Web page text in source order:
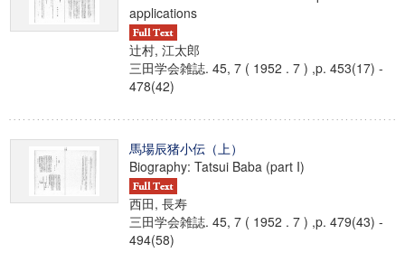
applications
辻村, 江太郎
三田学会雑誌. 45, 7 ( 1952 . 7 ) ,p. 453(17) -
478(42)
馬場辰猪小伝（上）
Biography: Tatsui Baba (part I)
西田, 長寿
三田学会雑誌. 45, 7 ( 1952 . 7 ) ,p. 479(43) -
494(58)